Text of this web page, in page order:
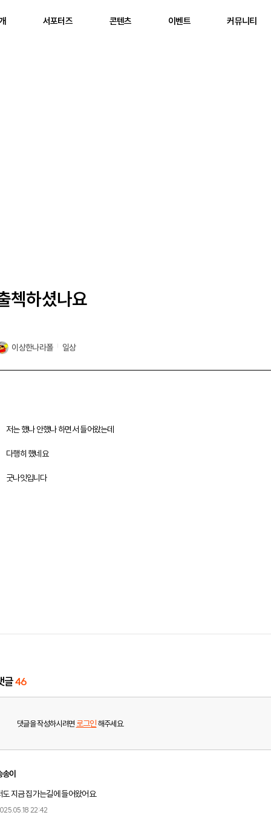
서포터즈 콘텐츠 이벤트 커뮤니티
첵하셨나요
이상한나라폴 일상
저는 했나 안했나 하면서 들어왔는데
다행히 했네요
굿나잇입니다
글46
댓글을 작성하시려면 로그인해주세요.
송이
도 지금 집가는길에 들어왔어요.
22:42